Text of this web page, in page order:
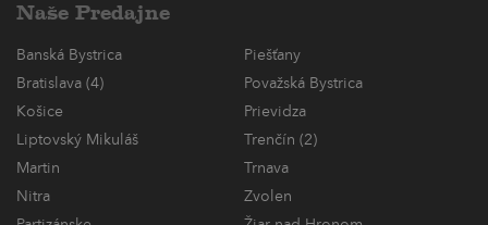
Naše Predajne
Banská Bystrica
Piešťany
Bratislava (4)
Považská Bystrica
Košice
Prievidza
Liptovský Mikuláš
Trenčín (2)
Martin
Trnava
Nitra
Zvolen